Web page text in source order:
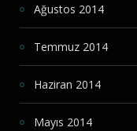
Ağustos 2014
Temmuz 2014
Haziran 2014
Mayıs 2014